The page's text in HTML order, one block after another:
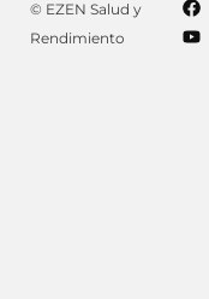
© EZEN Salud y
Rendimiento